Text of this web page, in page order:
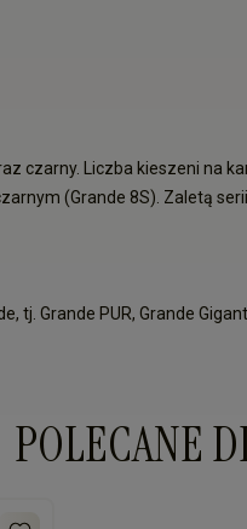
czarny. Liczba kieszeni na
(Grande 8S). Zaletą
Grande PUR, Grande
POLECANE